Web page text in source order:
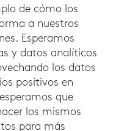
de cómo los
a nuestros
Esperamos
y datos analíticos
los datos
positivos en
que
los mismos
para más